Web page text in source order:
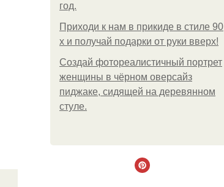
год.
Приходи к нам в прикиде в стиле 90
х и получай подарки от руки вверх!
Создай фотореалистичный портрет
женщины в чёрном оверсайз
пиджаке, сидящей на деревянном
стуле.